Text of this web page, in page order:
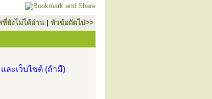
ที่ยังไม่ได้อ่าน | หัวข้อถัดไป>>
ละเว็บไซต์ (ถ้ามี)